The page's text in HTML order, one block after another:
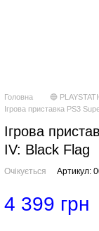
Головна 🔵
Ігрова приставка PS3
Ігрова
IV: Black Flag
Очікується Артикул:
4 399 грн